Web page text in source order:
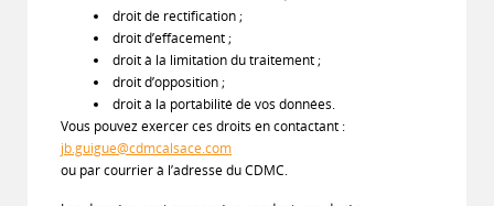
droit de rectification ;
droit d’effacement ;
droit à la limitation du traitement ;
droit d’opposition ;
droit à la portabilité de vos données.
Vous pouvez exercer ces droits en contactant :
jb.guigue@cdmcalsace.com
ou par courrier à l’adresse du CDMC.